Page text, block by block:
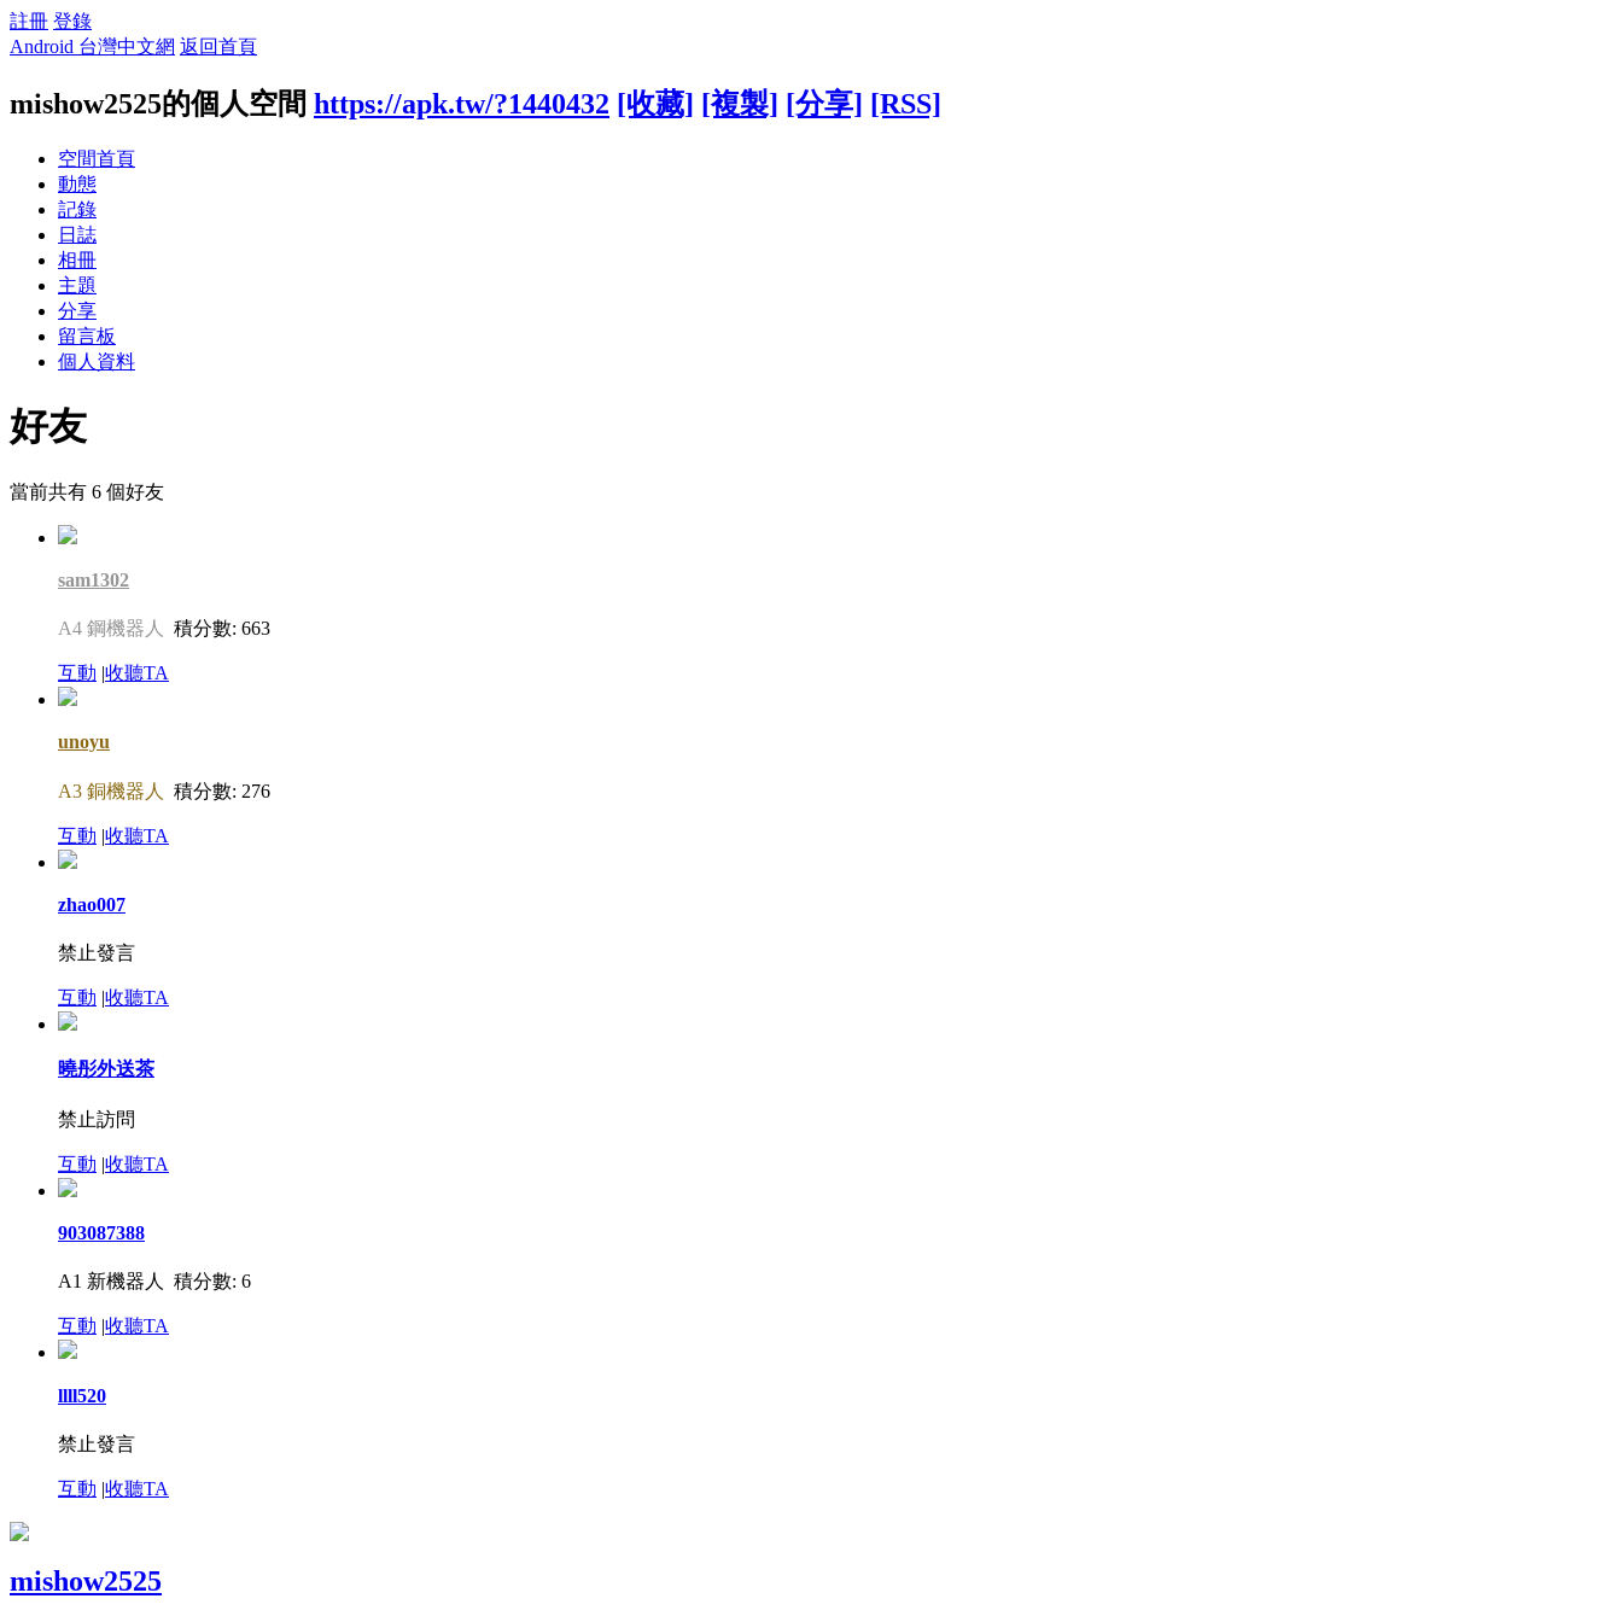
註冊 登錄
Android 台灣中文網 返回首頁
mishow2525的個人空間 https://apk.tw/?1440432 [收藏] [複製] [分享] [RSS]
空間首頁
動態
記錄
日誌
相冊
主題
分享
留言板
個人資料
好友
當前共有 6 個好友
sam1302
A4 鋼機器人 積分數: 663
互動 |收聽TA
unoyu
A3 銅機器人 積分數: 276
互動 |收聽TA
zhao007
禁止發言
互動 |收聽TA
曉彤外送茶
禁止訪問
互動 |收聽TA
903087388
A1 新機器人 積分數: 6
互動 |收聽TA
llll520
禁止發言
互動 |收聽TA
mishow2525